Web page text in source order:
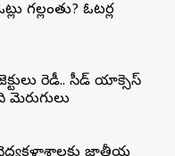
గల్లంతు? ఓటర్ల
రెడీ.. సీడ్‌ యాక్సెస్‌
మెరుగులు